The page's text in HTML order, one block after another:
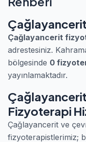
Çağlayancerit
adrestesiniz.
bölgesinde 0
yayınlamaktadır.
Fizyoterapi
Çağlayancerit ve
fizyoterapistlerimiz;